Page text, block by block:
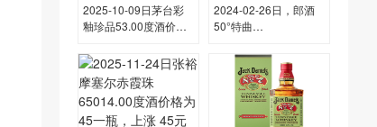
2025-10-09日茅台彩
釉珍品53.00度酒价格
元
2024-02-26日，郎酒
50°特曲
瓶的价格是多少呢？